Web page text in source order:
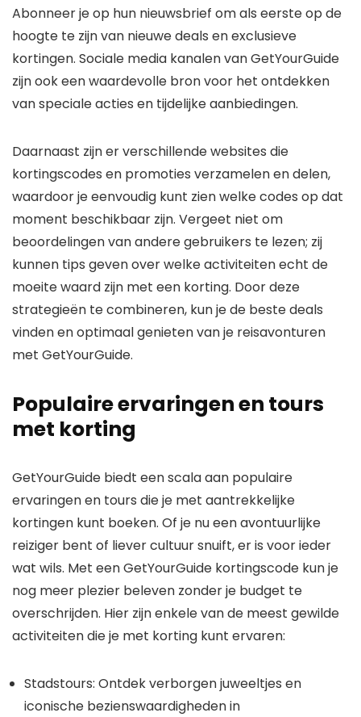
Abonneer je op hun nieuwsbrief om als eerste op de
hoogte te zijn van nieuwe deals en exclusieve
kortingen. Sociale media kanalen van GetYourGuide
zijn ook een waardevolle bron voor het ontdekken
van speciale acties en tijdelijke aanbiedingen.
Daarnaast zijn er verschillende websites die
kortingscodes en promoties verzamelen en delen,
waardoor je eenvoudig kunt zien welke codes op dat
moment beschikbaar zijn. Vergeet niet om
beoordelingen van andere gebruikers te lezen; zij
kunnen tips geven over welke activiteiten echt de
moeite waard zijn met een korting. Door deze
strategieën te combineren, kun je de beste deals
vinden en optimaal genieten van je reisavonturen
met GetYourGuide.
Populaire ervaringen en tours
met korting
GetYourGuide biedt een scala aan populaire
ervaringen en tours die je met aantrekkelijke
kortingen kunt boeken. Of je nu een avontuurlijke
reiziger bent of liever cultuur snuift, er is voor ieder
wat wils. Met een GetYourGuide kortingscode kun je
nog meer plezier beleven zonder je budget te
overschrijden. Hier zijn enkele van de meest gewilde
activiteiten die je met korting kunt ervaren:
Stadstours: Ontdek verborgen juweeltjes en
iconische bezienswaardigheden in